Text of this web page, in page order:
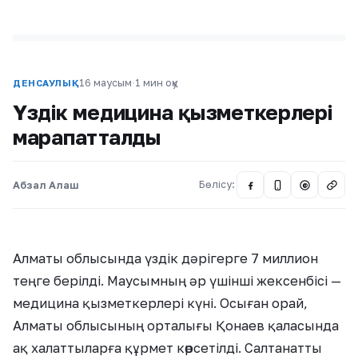
ДЕНСАУЛЫҚ16 маусым·1 мин оқу
Үздік медицина қызметкерлері
марапатталды
Абзал Алаш Бөлісу: @
Алматы облысында үздік дәрігерге 7 миллион
теңге берілді. Маусымның әр үшінші жексенбісі —
медицина қызметкерлері күні. Осыған орай,
Алматы облысының орталығы Қонаев қаласында
ақ халаттыларға құрмет көрсетілді. Салтанатты